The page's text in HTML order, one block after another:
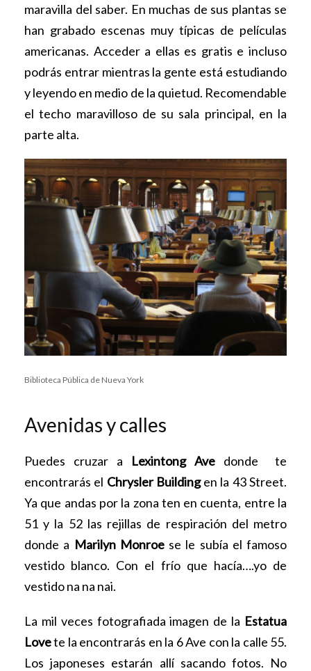
maravilla del saber. En muchas de sus plantas se
han grabado escenas muy típicas de películas
americanas. Acceder a ellas es gratis e incluso
podrás entrar mientras la gente está estudiando
y leyendo en medio de la quietud. Recomendable
el techo maravilloso de su sala principal, en la
parte alta.
Biblioteca Pública de Nueva York
Avenidas y calles
Puedes cruzar a Lexintong Ave donde te
encontrarás el Chrysler Buildingen la 43 Street.
Ya que andas por la zona ten en cuenta, entre la
51 y la 52 las rejillas de respiración del metro
donde a Marilyn Monroese le subía el famoso
vestido blanco. Con el frío que hacía….yo de
vestido na na nai.
La mil veces fotografiada imagen de la Estatua
Lovete la encontrarás en la 6 Ave con la calle 55.
Los japoneses estarán allí sacando fotos. No